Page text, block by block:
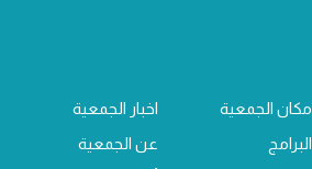
مكان الجمعية
اخبار الجمعية
البرامج
عن الجمعية